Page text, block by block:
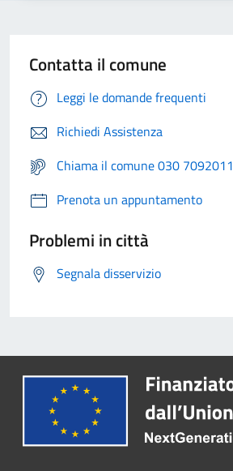
Contatta il comune
Leggi le domande frequenti
Richiedi Assistenza
Chiama il comune 030 7092011
Prenota un appuntamento
Problemi in città
Segnala disservizio